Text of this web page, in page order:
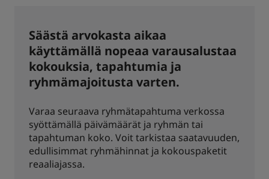
Säästä arvokasta aikaa
käyttämällä nopeaa varausalustaa
kokouksia, tapahtumia ja
ryhmämajoitusta varten.
Varaa seuraava ryhmätapahtuma verkossa
syöttämällä päivämäärät ja ryhmän tai
tapahtuman koko. Voit tarkistaa saatavuuden,
edullisimmat ryhmähinnat ja kokouspaketit
reaaliajassa.